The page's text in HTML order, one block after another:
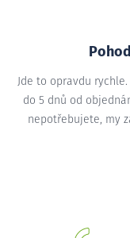
Jde to opravdu
do 5 dnů od
nepotřebujete, my